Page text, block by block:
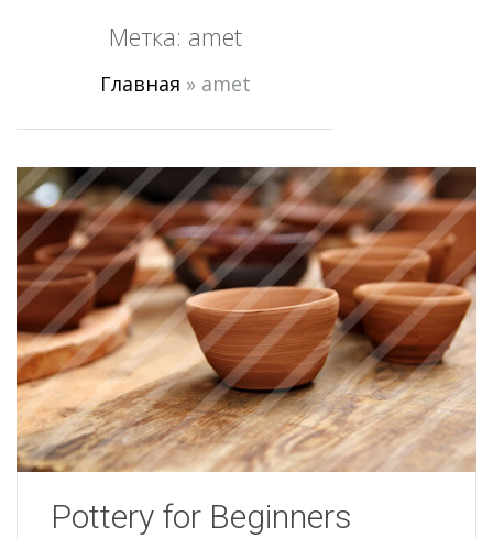
Метка: amet
Главная » amet
Pottery for Beginners